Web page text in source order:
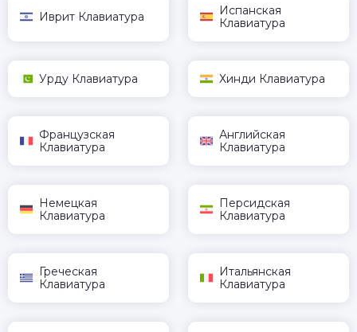
Иврит Клавиатура
Испанская
Клавиатура
Урду Клавиатура Хинди Клавиатура
Французская
Клавиатура
Английская
Клавиатура
Немецкая
Клавиатура
Персидская
Клавиатура
Греческая
Клавиатура
Итальянская
Клавиатура